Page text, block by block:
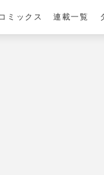
コミックス 連載一覧